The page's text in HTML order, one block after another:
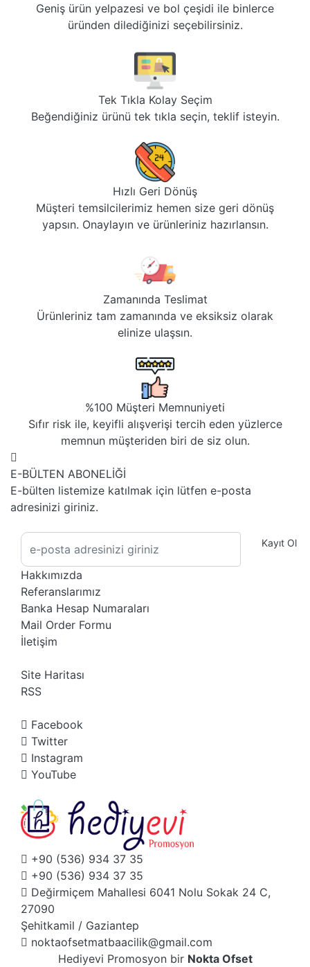
Geniş ürün yelpazesi ve bol çeşidi ile binlerce
üründen dilediğinizi seçebilirsiniz.
Tek Tıkla Kolay Seçim
Beğendiğiniz ürünü tek tıkla seçin, teklif isteyin.
Hızlı Geri Dönüş
Müşteri temsilcilerimiz hemen size geri dönüş
yapsın. Onaylayın ve ürünleriniz hazırlansın.
Zamanında Teslimat
Ürünleriniz tam zamanında ve eksiksiz olarak
elinize ulaşsın.
%100 Müşteri Memnuniyeti
Sıfır risk ile, keyifli alışverişi tercih eden yüzlerce
memnun müşteriden biri de siz olun.
E-BÜLTEN ABONELİĞİ
E-bülten listemize katılmak için lütfen e-posta
adresinizi giriniz.
Kayıt Ol
Hakkımızda
Referanslarımız
Banka Hesap Numaraları
Mail Order Formu
İletişim
Site Haritası
RSS
Facebook
Twitter
Instagram
YouTube
+90 (536) 934 37 35
+90 (536) 934 37 35
Değirmiçem Mahallesi 6041 Nolu Sokak 24 C,
27090
Şehitkamil / Gaziantep
noktaofsetmatbaacilik@gmail.com
Hediyevi Promosyon bir Nokta Ofset